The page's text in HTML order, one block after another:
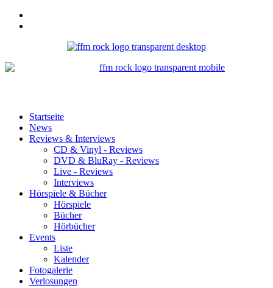
Startseite
News
Reviews & Interviews
CD & Vinyl - Reviews
DVD & BluRay - Reviews
Live - Reviews
Interviews
Hörspiele & Bücher
Hörspiele
Bücher
Hörbücher
Events
Liste
Kalender
Fotogalerie
Verlosungen